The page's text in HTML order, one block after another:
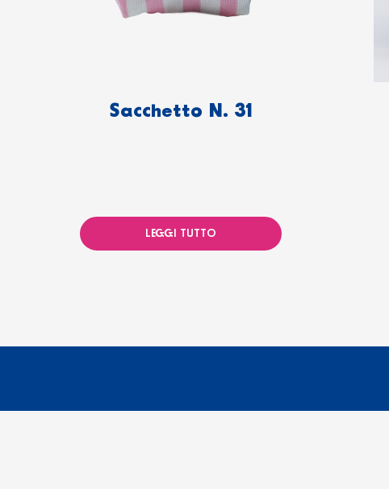
Sacchetto N. 31
LEGGI TUTTO